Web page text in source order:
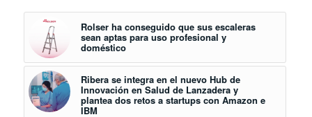
Rolser ha conseguido que sus escaleras
sean aptas para uso profesional y
doméstico
Ribera se integra en el nuevo Hub de
Innovación en Salud de Lanzadera y
plantea dos retos a startups con Amazon e
IBM